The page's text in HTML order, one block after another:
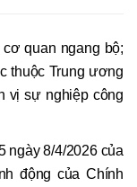
quan ngang bộ;
thuộc Trung ương
vị sự nghiệp công
ngày 8/4/2026 của
động của Chính